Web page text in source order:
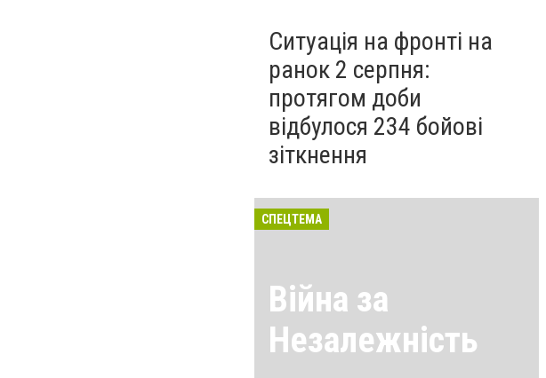
Ситуація на фронті на
ранок 2 серпня:
протягом доби
відбулося 234 бойові
зіткнення
СПЕЦТЕМА
Війна за
Незалежність